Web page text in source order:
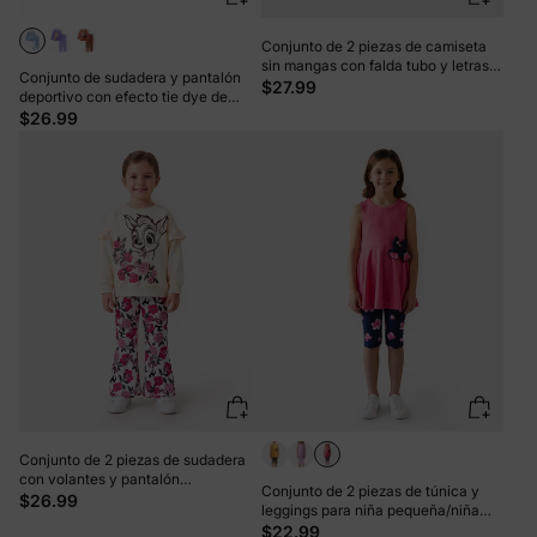
Conjunto de sudadera y pantalón
deportivo con efecto tie dye de
Disney Frozen, Elsa y Olaf, para niña
$26.99
Conjunto de 2 piezas de camiseta
sin mangas con falda tubo y letras
del alfabeto para niña pequeña de
$27.99
Conjunto de 2 piezas de sudadera
con volantes y pantalón
acampanado floral para niña
$26.99
Conjunto de 2 piezas de túnica y
leggings para niña pequeña/niña
Roseo
$22.99